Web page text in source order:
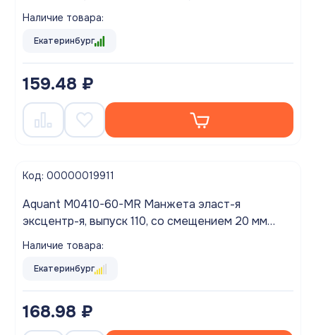
Наличие товара:
Екатеринбург
159.48 ₽
Код: 00000019911
Aquant M0410-60-MR Манжета эласт-я
эксцентр-я, выпуск 110, со смещением 20 мм
(аналог АНИ W0410)
Наличие товара:
Екатеринбург
168.98 ₽